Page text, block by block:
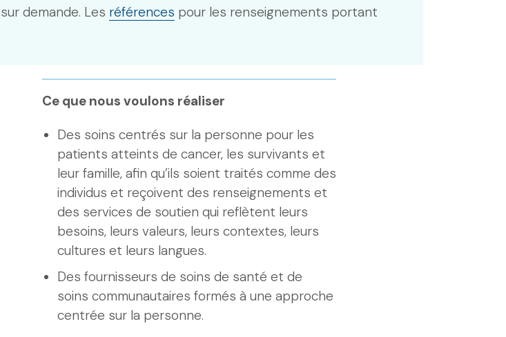
demande. Les références pour les renseignements portant
Ce que nous voulons réaliser
Des soins centrés sur la personne pour les
patients atteints de cancer, les survivants et
leur famille, afin qu’ils soient traités comme des
individus et reçoivent des renseignements et
des services de soutien qui reflètent leurs
besoins, leurs valeurs, leurs contextes, leurs
cultures et leurs langues.
Des fournisseurs de soins de santé et de
soins communautaires formés à une approche
centrée sur la personne.